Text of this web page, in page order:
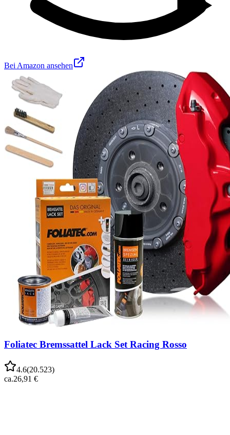
Bei Amazon ansehen
Foliatec Bremssattel Lack Set Racing Rosso
4.6(20.523)
ca.26,91 €